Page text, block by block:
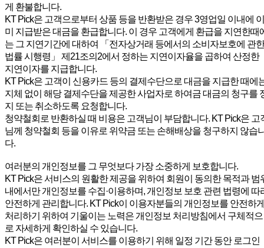
게 환불합니다.
KT Pick은 고객으로부터 상품 등을 반환받은 경우 3영업일 이내에 이
미 지급받은 대금을 환급합니다. 이 경우 고객에게 환급을 지연한때
는 그 지연기간에 대하여 「전자상거래 등에서의 소비자보호에 관한
법률 시행령」 제21조의2에서 정하는 지연이자율을 곱하여 산정한
지연이자를 지급합니다.
KT Pick은 고객이 신용카드 등의 결제수단으로 대금을 지급한 때에
지체 없이 해당 결제수단을 제공한 사업자로 하여금 대금의 청구를
지 또는 취소하도록 요청합니다.
청약철회로 반환하실 때 비용은 고객님이 부담합니다. KT Pick은 고
님께 청약철회 등을 이유로 위약금 또는 손해배상을 청구하지 않습
다.
여러분의 개인정보를 그 무엇보다 가장 소중하게 보호합니다.
KT Pick은 서비스의 원활한 제공을 위하여 회원이 동의한 목적과 범
내에서만 개인정보를 수집·이용하며, 개인정보 보호 관련 법령에 따
안전하게 관리합니다. KT Pick이 이용자분들의 개인정보를 안전하
처리하기 위하여 기울이는 노력은 개인정보 처리방침에서 구체적으
로 자세하게 확인하실 수 있습니다.
KT Pick은 여러분이 서비스를 이용하기 위해 일정 기간 동안 로그인